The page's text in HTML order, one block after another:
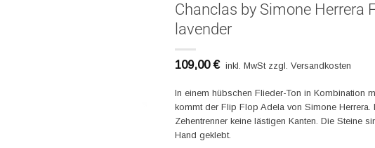
Chanclas by Simone Herrera
lavender
109,00€ inkl. MwSt zzgl. Versandkosten
In einem hübschen Flieder-Ton in Kombination
kommt der Flip Flop Adela von Simone Herrera.
Zehentrenner keine lästigen Kanten. Die Steine
Hand geklebt.